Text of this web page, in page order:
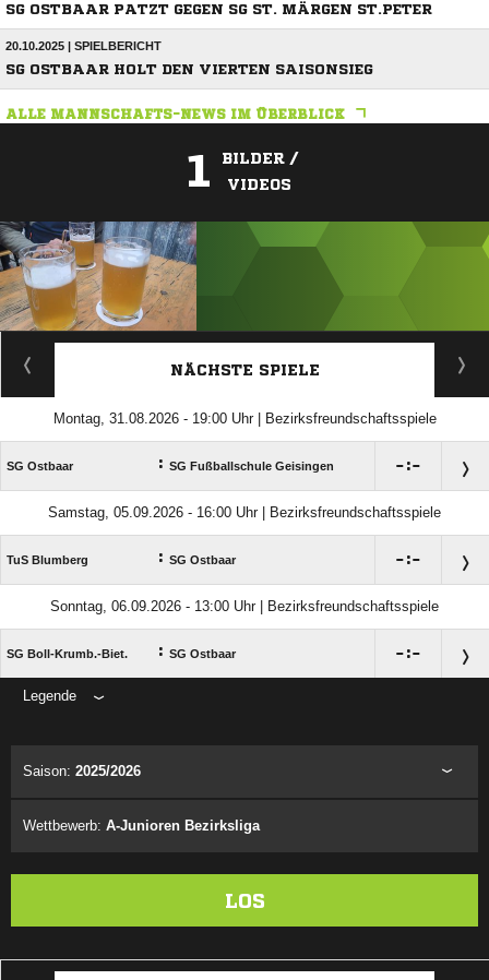
SG OSTBAAR PATZT GEGEN SG ST. MÄRGEN ST.PETER
20.10.2025 | SPIELBERICHT
SG OSTBAAR HOLT DEN VIERTEN SAISONSIEG
ALLE MANNSCHAFTS-NEWS IM ÜBERBLICK
1
BILDER /
VIDEOS
ANZEIGE
NÄCHSTE SPIELE
Montag, 31.08.2026 - 19:00 Uhr | Bezirksfreundschaftsspiele
SG Ostbaar : SG Fußballschule Geisingen :
Samstag, 05.09.2026 - 16:00 Uhr | Bezirksfreundschaftsspiele
TuS Blumberg : SG Ostbaar :
Sonntag, 06.09.2026 - 13:00 Uhr | Bezirksfreundschaftsspiele
SG Boll-Krumb.-Biet. : SG Ostbaar :
Legende
Saison: 2025/2026
Wettbewerb: A-Junioren Bezirksliga
LOS